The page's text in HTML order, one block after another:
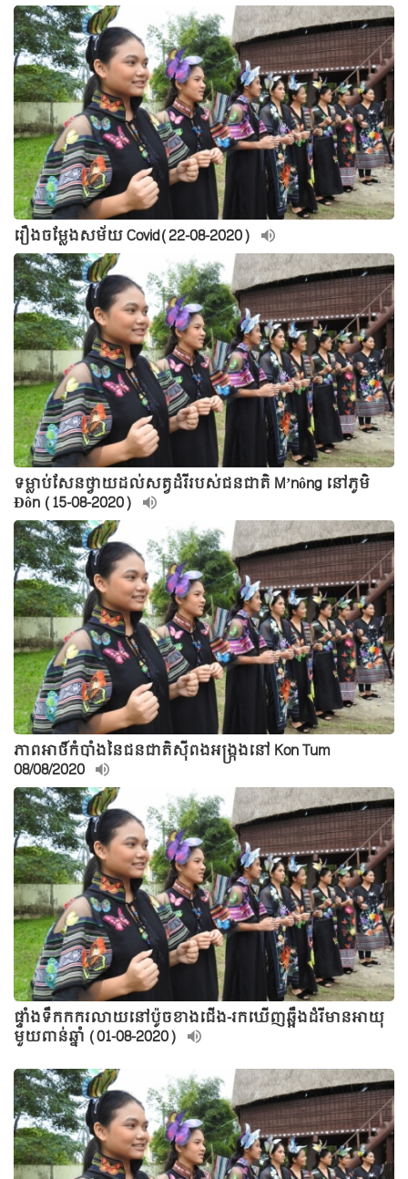
រឿងចម្លែងសម័យ Covid(22-08-2020)
ទម្លាប់សែនថ្វាយដល់សត្វដំរីរបស់ជនជាតិ M’nông នៅភូមិ
Đôn (15-08-2020)
ភាពអាថិ៍កំបាំងនៃជនជាតិស៊ីពងអង្រ្កងនៅ Kon Tum
08/08/2020
ផ្ទាំងទឹកកករលាយនៅប៉ូចខាងជើង-រកឃើញឆ្អឹងដំរីមានអាយុ
មួយពាន់ឆ្នាំ (01-08-2020)